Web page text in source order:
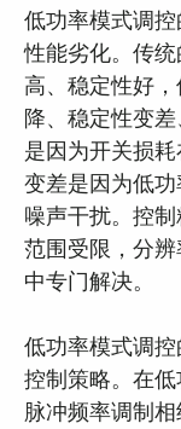
低功率模式调
性能劣化。传
高、稳定性好
降、稳定性变
是因为开关损
变差是因为低
噪声干扰。控
范围受限，分
中专门解决。
低功率模式调
控制策略。在
脉冲频率调制